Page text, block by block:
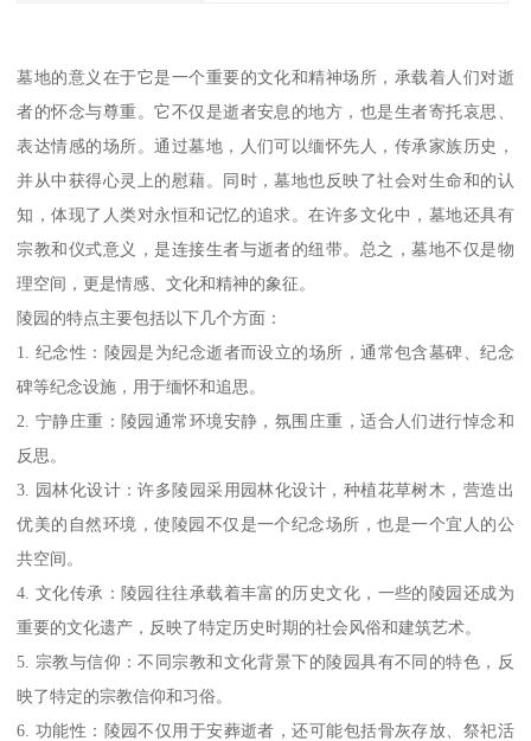
墓地的意义在于它是一个重要的文化和精神场所，承载着人们对逝
者的怀念与尊重。它不仅是逝者安息的地方，也是生者寄托哀思、
表达情感的场所。通过墓地，人们可以缅怀先人，传承家族历史，
并从中获得心灵上的慰藉。同时，墓地也反映了社会对生命和的认
知，体现了人类对永恒和记忆的追求。在许多文化中，墓地还具有
宗教和仪式意义，是连接生者与逝者的纽带。总之，墓地不仅是物
理空间，更是情感、文化和精神的象征。
陵园的特点主要包括以下几个方面：
1. 纪念性：陵园是为纪念逝者而设立的场所，通常包含墓碑、纪念
碑等纪念设施，用于缅怀和追思。
2. 宁静庄重：陵园通常环境安静，氛围庄重，适合人们进行悼念和
反思。
3. 园林化设计：许多陵园采用园林化设计，种植花草树木，营造出
优美的自然环境，使陵园不仅是一个纪念场所，也是一个宜人的公
共空间。
4. 文化传承：陵园往往承载着丰富的历史文化，一些的陵园还成为
重要的文化遗产，反映了特定历史时期的社会风俗和建筑艺术。
5. 宗教与信仰：不同宗教和文化背景下的陵园具有不同的特色，反
映了特定的宗教信仰和习俗。
6. 功能性：陵园不仅用于安葬逝者，还可能包括骨灰存放、祭祀活